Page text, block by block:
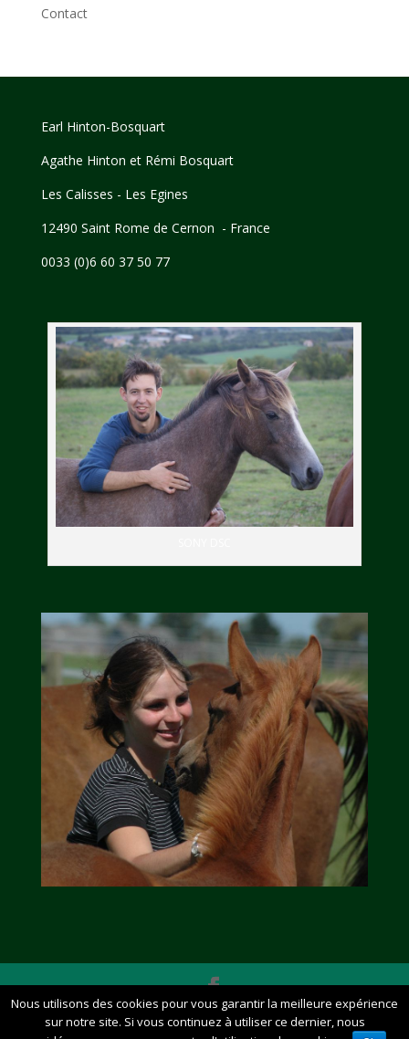
Contact
Earl Hinton-Bosquart
Agathe Hinton et Rémi Bosquart
Les Calisses - Les Egines
12490 Saint Rome de Cernon - France
0033 (0)6 60 37 50 77
credits Remi Bosquart - Tous droits réservés. -
Nous utilisons des cookies pour vous garantir la meilleure expérience
sur notre site. Si vous continuez à utiliser ce dernier, nous